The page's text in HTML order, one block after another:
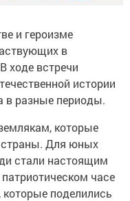
и героизме
в
ходе встречи
истории
в разные периоды.
которые
Для юных
стали настоящим
часе
поделились